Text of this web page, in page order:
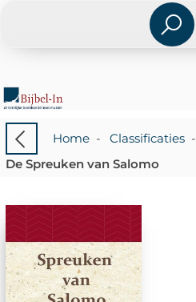
Home- Classificaties-
De Spreuken van Salomo